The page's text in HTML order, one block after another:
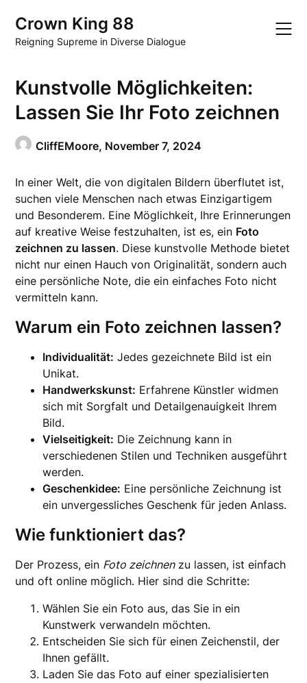
content
Crown King 88
Reigning Supreme in Diverse Dialogue
Kunstvolle Möglichkeiten:
Lassen Sie Ihr Foto zeichnen
CliffEMoore, November 7, 2024
In einer Welt, die von digitalen Bildern überflutet ist,
suchen viele Menschen nach etwas Einzigartigem
und Besonderem. Eine Möglichkeit, Ihre Erinnerungen
auf kreative Weise festzuhalten, ist es, ein Foto
zeichnen zu lassen. Diese kunstvolle Methode bietet
nicht nur einen Hauch von Originalität, sondern auch
eine persönliche Note, die ein einfaches Foto nicht
vermitteln kann.
Warum ein Foto zeichnen lassen?
Individualität: Jedes gezeichnete Bild ist ein
Unikat.
Handwerkskunst: Erfahrene Künstler widmen
sich mit Sorgfalt und Detailgenauigkeit Ihrem
Bild.
Vielseitigkeit: Die Zeichnung kann in
verschiedenen Stilen und Techniken ausgeführt
werden.
Geschenkidee: Eine persönliche Zeichnung ist
ein unvergessliches Geschenk für jeden Anlass.
Wie funktioniert das?
Der Prozess, ein Foto zeichnenzu lassen, ist einfach
und oft online möglich. Hier sind die Schritte:
Wählen Sie ein Foto aus, das Sie in ein
Kunstwerk verwandeln möchten.
Entscheiden Sie sich für einen Zeichenstil, der
Ihnen gefällt.
Laden Sie das Foto auf einer spezialisierten